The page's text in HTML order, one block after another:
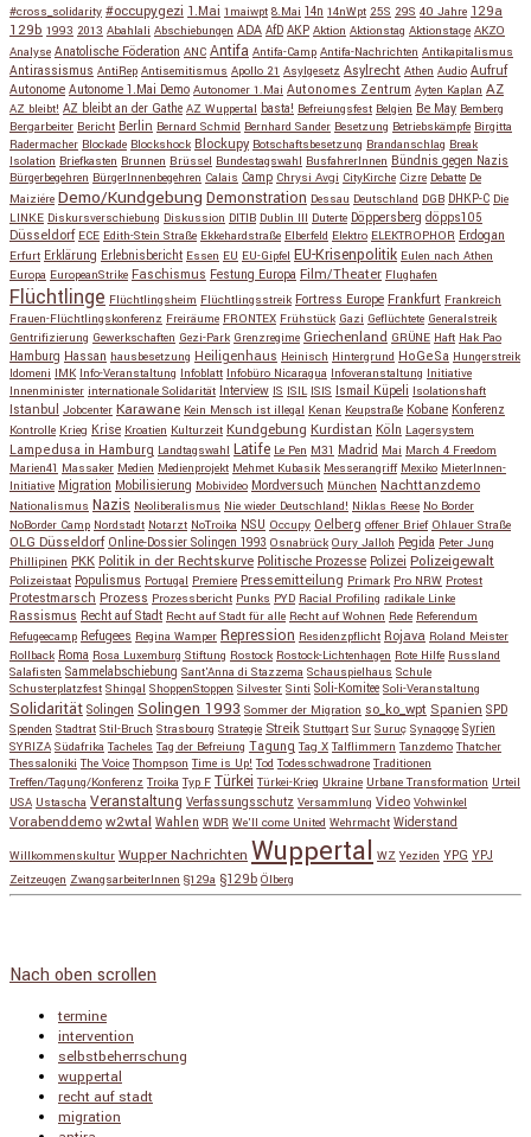
#cross_solidarity #occupygezi 1.Mai 1maiwpt 8.Mai 14n 14nWpt 25S 29S 40 Jahre 129a
129b 1993 2013 Abahlali Abschiebungen ADA AfD AKP Aktion Aktionstag Aktionstage AKZO
Analyse Anatolische Föderation ANC Antifa Antifa-Camp Antifa-Nachrichten Antikapitalismus
Antirassismus AntiRep Antisemitismus Apollo 21 Asylgesetz Asylrecht Athen Audio Aufruf
Autonome Autonome 1.Mai Demo Autonomer 1.Mai Autonomes Zentrum Ayten Kaplan AZ
AZ bleibt! AZ bleibt an der Gathe AZ Wuppertal basta! Befreiungsfest Belgien Be May Bemberg
Bergarbeiter Bericht Berlin Bernard Schmid Bernhard Sander Besetzung Betriebskämpfe Birgitta
Radermacher Blockade Blockshock Blockupy Botschaftsbesetzung Brandanschlag Break
Isolation Briefkasten Brunnen Brüssel Bundestagswahl BusfahrerInnen Bündnis gegen Nazis
Bürgerbegehren BürgerInnenbegehren Calais Camp Chrysi Avgi CityKirche Cizre Debatte De
Maiziére Demo/Kundgebung Demonstration Dessau Deutschland DGB DHKP-C Die
LINKE Diskursverschiebung Diskussion DITIB Dublin III Duterte Döppersberg döpps105
Düsseldorf ECE Edith-Stein Straße Ekkehardstraße Elberfeld Elektro ELEKTROPHOR Erdogan
Erfurt Erklärung Erlebnisbericht Essen EU EU-Gipfel EU-Krisenpolitik Eulen nach Athen
Europa EuropeanStrike Faschismus Festung Europa Film/Theater Flughafen
Flüchtlinge Flüchtlingsheim Flüchtlingsstreik Fortress Europe Frankfurt Frankreich
Frauen-Flüchtlingskonferenz Freiräume FRONTEX Frühstück Gazi Geflüchtete Generalstreik
Gentrifizierung Gewerkschaften Gezi-Park Grenzregime Griechenland GRÜNE Haft Hak Pao
Hamburg Hassan hausbesetzung Heiligenhaus Heinisch Hintergrund HoGeSa Hungerstreik
Idomeni IMK Info-Veranstaltung Infoblatt Infobüro Nicaragua Infoveranstaltung Initiative
Innenminister internationale Solidarität Interview IS ISIL ISIS Ismail Küpeli Isolationshaft
Istanbul Jobcenter Karawane Kein Mensch ist illegal Kenan Keupstraße Kobane Konferenz
Kontrolle Krieg Krise Kroatien Kulturzeit Kundgebung Kurdistan Köln Lagersystem
Lampedusa in Hamburg Landtagswahl Latife Le Pen M31 Madrid Mai March 4 Freedom
Marien41 Massaker Medien Medienprojekt Mehmet Kubasik Messerangriff Mexiko MieterInnen-
Initiative Migration Mobilisierung Mobivideo Mordversuch München Nachttanzdemo
Nationalismus Nazis Neoliberalismus Nie wieder Deutschland! Niklas Reese No Border
NoBorder Camp Nordstadt Notarzt NoTroika NSU Occupy Oelberg offener Brief Ohlauer Straße
OLG Düsseldorf Online-Dossier Solingen 1993 Osnabrück Oury Jalloh Pegida Peter Jung
Phillipinen PKK Politik in der Rechtskurve Politische Prozesse Polizei Polizeigewalt
Polizeistaat Populismus Portugal Premiere Pressemitteilung Primark Pro NRW Protest
Protestmarsch Prozess Prozessbericht Punks PYD Racial Profiling radikale Linke
Rassismus Recht auf Stadt Recht auf Stadt für alle Recht auf Wohnen Rede Referendum
Refugeecamp Refugees Regina Wamper Repression Residenzpflicht Rojava Roland Meister
Rollback Roma Rosa Luxemburg Stiftung Rostock Rostock-Lichtenhagen Rote Hilfe Russland
Salafisten Sammelabschiebung Sant'Anna di Stazzema Schauspielhaus Schule
Schusterplatzfest Shingal ShoppenStoppen Silvester Sinti Soli-Komitee Soli-Veranstaltung
Solidarität Solingen Solingen 1993 Sommer der Migration so_ko_wpt Spanien SPD
Spenden Stadtrat Stil-Bruch Strasbourg Strategie Streik Stuttgart Sur Suruç Synagoge Syrien
SYRIZA Südafrika Tacheles Tag der Befreiung Tagung Tag X Talflimmern Tanzdemo Thatcher
Thessaloniki The Voice Thompson Time is Up! Tod Todesschwadrone Traditionen
Treffen/Tagung/Konferenz Troika Typ F Türkei Türkei-Krieg Ukraine Urbane Transformation Urteil
USA Ustascha Veranstaltung Verfassungsschutz Versammlung Video Vohwinkel
Vorabenddemo w2wtal Wahlen WDR We'll come United Wehrmacht Widerstand
Willkommenskultur Wupper Nachrichten Wuppertal WZ Yeziden YPG YPJ
Zeitzeugen ZwangsarbeiterInnen §129a §129b Ölberg
Nach oben scrollen
termine
intervention
selbstbeherrschung
wuppertal
recht auf stadt
migration